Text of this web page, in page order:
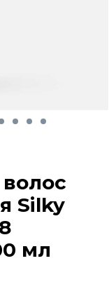
Silky
мл